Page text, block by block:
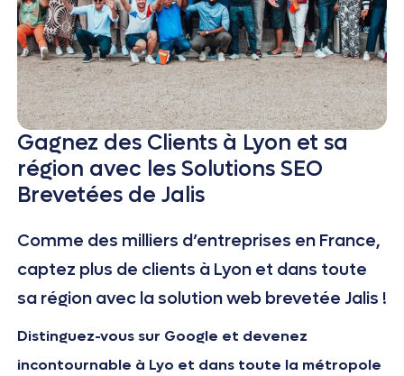
Gagnez des Clients à Lyon et sa
région avec les Solutions SEO
Brevetées de Jalis
Comme des milliers d’entreprises en France,
captez plus de clients à Lyon et dans toute
sa région avec la solution web brevetée Jalis !
Distinguez-vous sur Google et devenez
incontournable à Lyo et dans toute la métropole